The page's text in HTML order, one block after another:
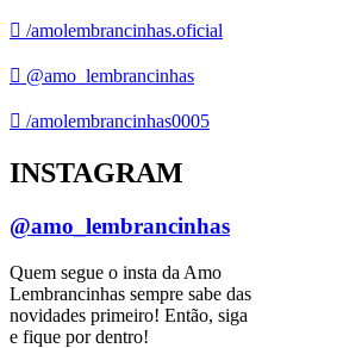
/amolembrancinhas.oficial
@amo_lembrancinhas
/amolembrancinhas0005
INSTAGRAM
@amo_lembrancinhas
Quem segue o insta da Amo
Lembrancinhas sempre sabe das
novidades primeiro! Então, siga
e fique por dentro!